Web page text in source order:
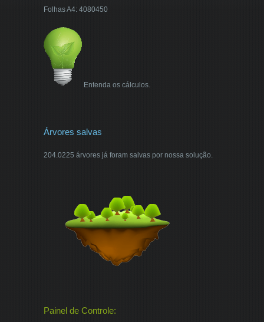
Folhas A4: 4080450
Entenda os cálculos.
Árvores salvas
204.0225 árvores já foram salvas por nossa solução.
Painel de Controle: